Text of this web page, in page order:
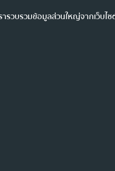
รวบรวมข้อมูลส่วนใหญ่จากเว็บไ